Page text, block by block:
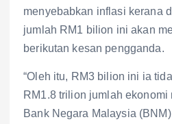
menyebabkan inflasi kerana
jumlah RM1 bilion ini akan
berikutan kesan pengganda.
“Oleh itu, RM3 bilion ini ia
RM1.8 trilion jumlah ekonomi
Bank Negara Malaysia